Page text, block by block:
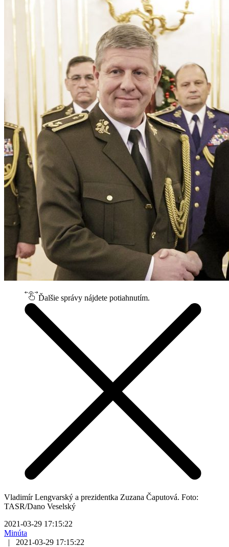
Ďalšie správy nájdete potiahnutím.
Vladimír Lengvarský a prezidentka Zuzana Čaputová. Foto:
TASR/Dano Veselský
2021-03-29 17:15:22
Minúta
|
2021-03-29 17:15:22